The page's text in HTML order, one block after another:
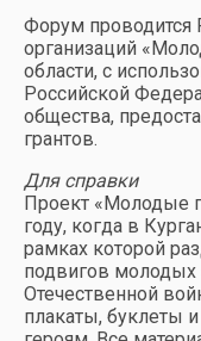
Форум проводится
организаций
области, с
Российской
общества,
грантов.
Для справки
Проект «Молодые
году, когда в
рамках которой
подвигов молодых
Отечественной
плакаты, буклеты